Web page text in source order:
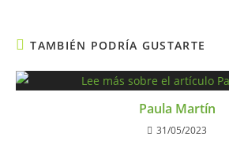
TAMBIÉN PODRÍA GUSTARTE
Paula Martín
31/05/2023